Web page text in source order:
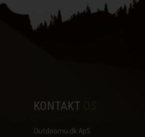
KONTAKT
Outdoornu.dk ApS